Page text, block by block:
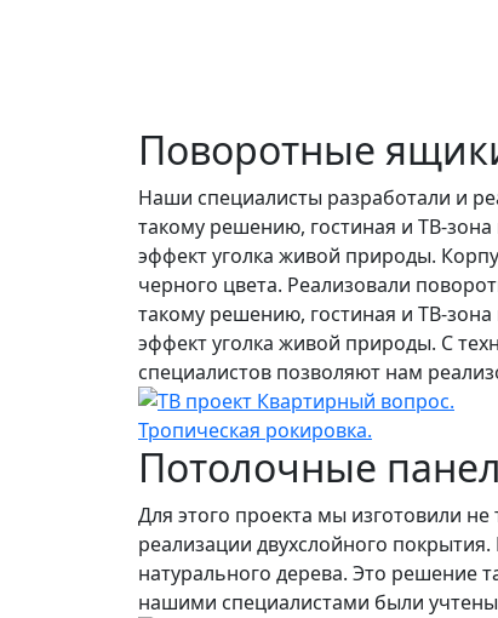
Поворотные
Наши специалисты разработали и
такому решению, гостиная и ТВ-
эффект уголка живой природы.
черного цвета. Реализовали
такому решению, гостиная и ТВ-
эффект уголка живой природы. С
специалистов позволяют нам
Потолочные
Для этого проекта мы изготовили
реализации двухслойного
натурального дерева. Это решение
нашими специалистами были